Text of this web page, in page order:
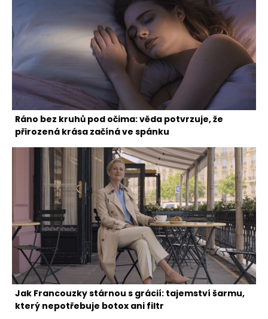
Ráno bez kruhů pod očima: věda potvrzuje, že
přirozená krása začíná ve spánku
Jak Francouzky stárnou s grácií: tajemství šarmu,
který nepotřebuje botox ani filtr